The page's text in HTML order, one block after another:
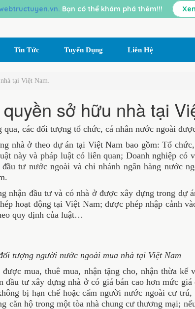
Tin Tức Tuyển Dụng Liên Hệ
tại Việt Nam.
sở hữu nhà tại
các đối tượng tổ chức, cá nhân nước ngoài
nhà ở theo dự án tại Việt Nam bao gồm: Tổ
này và pháp luật có liên quan; Doanh nghiệp có
tư nước ngoài và chi nhánh ngân hàng nước
nhận đầu tư và có nhà ở được xây dựng trong dự
hoạt động tại Việt Nam; được phép nhập cảnh
quy định của luật…
tượng người nước ngoài mua nhà tại Việt Nam
mua, thuê mua, nhận tặng cho, nhận thừa kế
đầu tư xây dựng nhà ở có giá bán cao hơn mức
bị hạn chế hoặc cấm người nước ngoài cư
căn hộ trong một tòa nhà chung cư thương mại;
Bạn có thể khám phá thêm!!!